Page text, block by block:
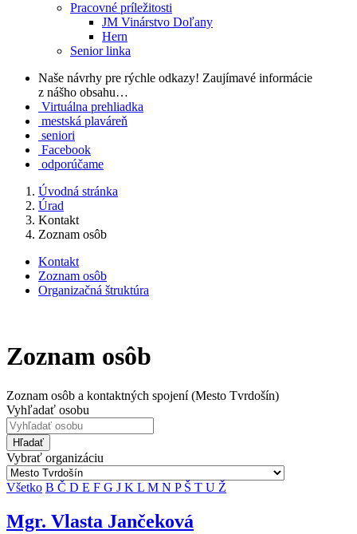
Pracovné príležitosti
JM Vinárstvo Doľany
Hern
Senior linka
Naše návrhy pre rýchle odkazy! Zaujímavé informácie
z nášho obsahu…
Virtuálna prehliadka
mestská plaváreň
seniori
Facebook
odporúčame
Úvodná stránka
Úrad
Kontakt
Zoznam osôb
Kontakt
Zoznam osôb
Organizačná štruktúra
Zoznam osôb
Zoznam osôb a kontaktných spojení (Mesto Tvrdošín)
Vyhľadať osobu
Hľadať
Vybrať organizáciu
Všetko B Č D E F G J K L M N P Š T U Ž
Mgr. Vlasta Jančeková